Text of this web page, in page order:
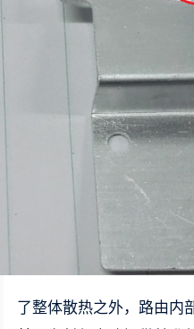
了整体散热之外，路由内